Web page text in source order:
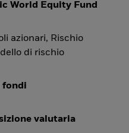
World Equity Fund
azionari, Rischio
di rischio
fondi
valutaria